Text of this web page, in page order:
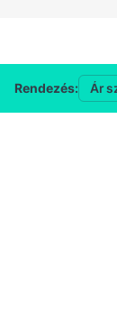
Rendezés: